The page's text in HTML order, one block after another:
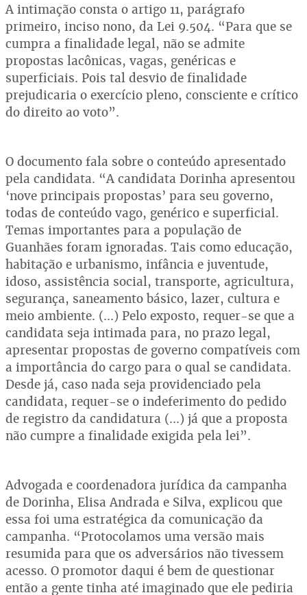
A intimação consta o artigo 11, parágrafo
primeiro, inciso nono, da Lei 9.504. “Para que se
cumpra a finalidade legal, não se admite
propostas lacônicas, vagas, genéricas e
superficiais. Pois tal desvio de finalidade
prejudicaria o exercício pleno, consciente e crítico
do direito ao voto”.
O documento fala sobre o conteúdo apresentado
pela candidata. “A candidata Dorinha apresentou
‘nove principais propostas’ para seu governo,
todas de conteúdo vago, genérico e superficial.
Temas importantes para a população de
Guanhães foram ignoradas. Tais como educação,
habitação e urbanismo, infância e juventude,
idoso, assistência social, transporte, agricultura,
segurança, saneamento básico, lazer, cultura e
meio ambiente. (...) Pelo exposto, requer-se que a
candidata seja intimada para, no prazo legal,
apresentar propostas de governo compatíveis com
a importância do cargo para o qual se candidata.
Desde já, caso nada seja providenciado pela
candidata, requer-se o indeferimento do pedido
de registro da candidatura (...) já que a proposta
não cumpre a finalidade exigida pela lei”.
Advogada e coordenadora jurídica da campanha
de Dorinha, Elisa Andrada e Silva, explicou que
essa foi uma estratégica da comunicação da
campanha. “Protocolamos uma versão mais
resumida para que os adversários não tivessem
acesso. O promotor daqui é bem de questionar
então a gente tinha até imaginado que ele pediria